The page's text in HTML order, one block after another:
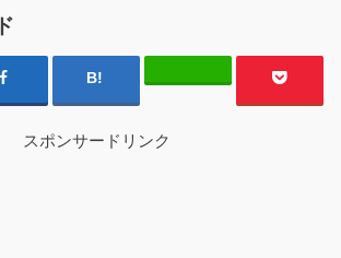
スポンサードリンク